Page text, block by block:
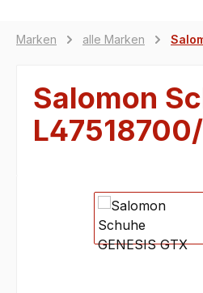
Marken alle Marken
Salomon
Bildergalerie überspringen